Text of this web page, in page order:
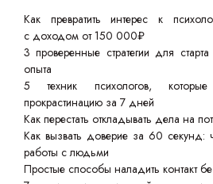
Как превратить интерес к
с доходом от 150 000₽
3 проверенные стратегии для
опыта
5 техник психологов,
прокрастинацию за 7 дней
Как перестать откладывать дела на
Как вызвать доверие за 60 секунд:
работы с людьми
Простые способы наладить контакт